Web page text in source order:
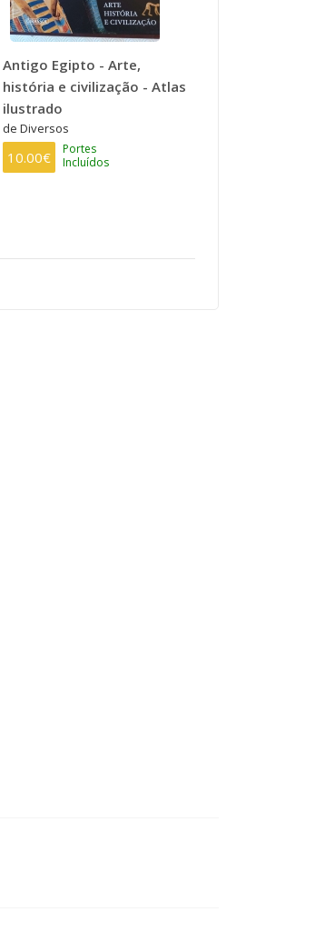
Antigo Egipto - Arte,
história e civilização - Atlas
ilustrado
de Diversos
10.00€
Portes
Incluídos